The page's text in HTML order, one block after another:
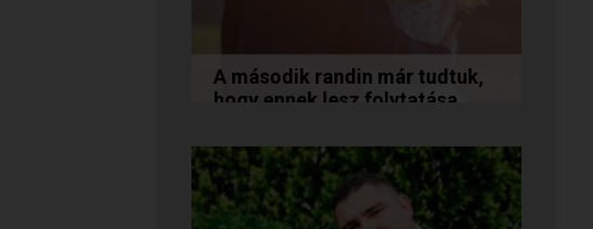
A második randin már tudtuk,
hogy ennek lesz folytatása...
Jocó küldte nekünk, akik a
Randivonal oldalán találták meg
egymást. Sok boldogságot...